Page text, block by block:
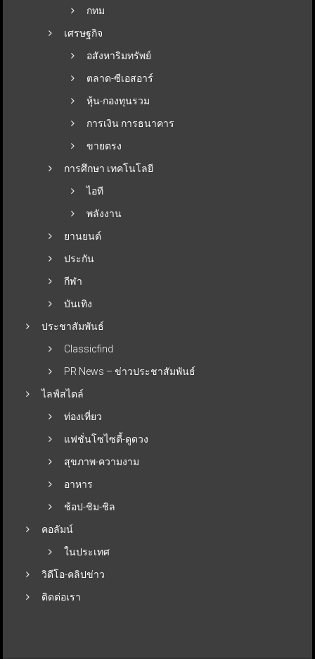
กทม
เศรษฐกิจ
อสังหาริมทรัพย์
ตลาด-ซีเอสอาร์
หุ้น-กองทุนรวม
การเงิน การธนาคาร
ขายตรง
การศึกษา เทคโนโลยี
ไอที
พลังงาน
ยานยนต์
ประกัน
กีฬา
บันเทิง
ประชาสัมพันธ์
Classicfind
PR News – ข่าวประชาสัมพันธ์
ไลฟ์สไตล์
ท่องเที่ยว
แฟชั่นโซไซตี้-ดูดวง
สุขภาพ-ความงาม
อาหาร
ช้อป-ชิม-ชิล
คอลัมน์
ในประเทศ
วิดีโอ-คลิปข่าว
ติดต่อเรา